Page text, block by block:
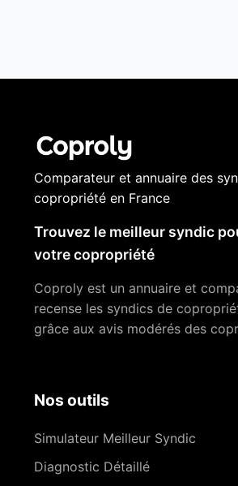
Comparateur et annuaire des
copropriété en France
Trouvez le meilleur syndic
votre copropriété
Coproly est un annuaire et
recense les syndics de
grâce aux avis modérés des
Nos outils
Simulateur Meilleur Syndic
Diagnostic Détaillé